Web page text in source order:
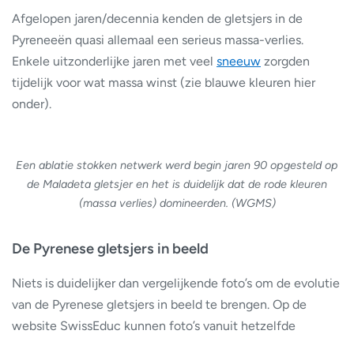
Afgelopen jaren/decennia kenden de gletsjers in de
Pyreneeën quasi allemaal een serieus massa-verlies.
Enkele uitzonderlijke jaren met veel sneeuw zorgden
tijdelijk voor wat massa winst (zie blauwe kleuren hier
onder).
Een ablatie stokken netwerk werd begin jaren 90 opgesteld op
de Maladeta gletsjer en het is duidelijk dat de rode kleuren
(massa verlies) domineerden. (WGMS)
De Pyrenese gletsjers in beeld
Niets is duidelijker dan vergelijkende foto’s om de evolutie
van de Pyrenese gletsjers in beeld te brengen. Op de
website SwissEduc kunnen foto’s vanuit hetzelfde